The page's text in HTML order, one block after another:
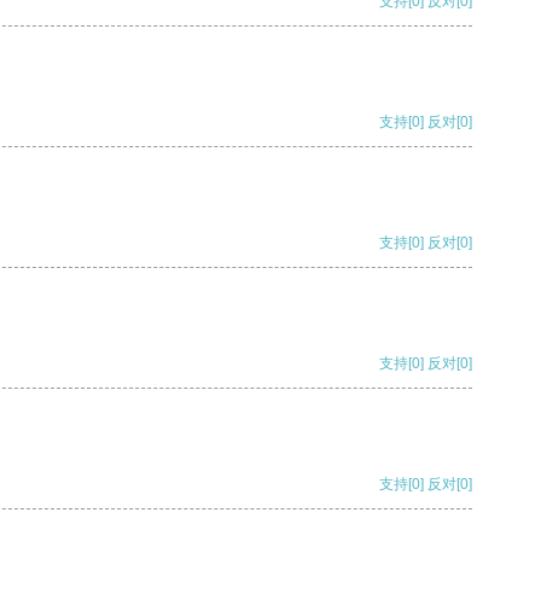
支持[0] 反对[0]
支持[0] 反对[0]
支持[0] 反对[0]
支持[0] 反对[0]